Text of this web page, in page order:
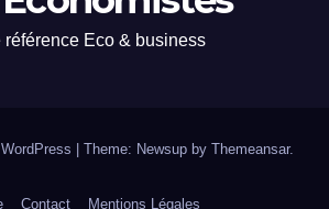
référence Eco & business
Theme: Newsup by Themeansar.
Contact Mentions Légales